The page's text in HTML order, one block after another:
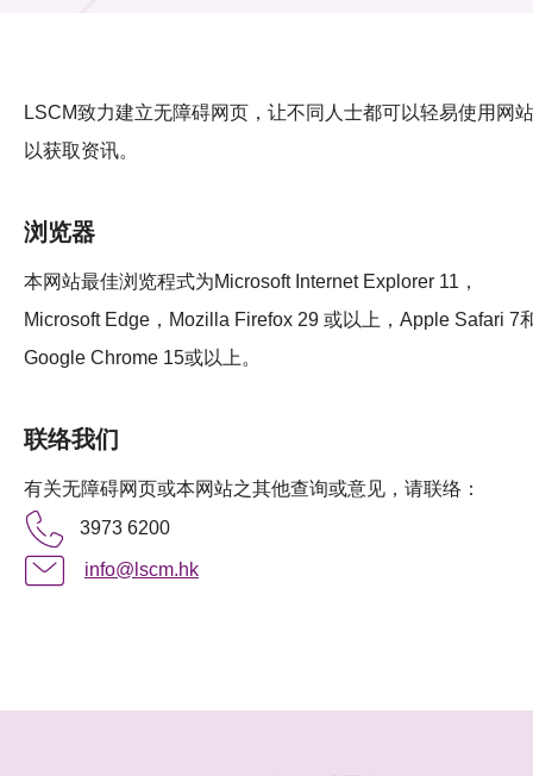
科技分享
LSCM致力建立无障碍网页，让不同人士都可以轻易使用网站
以获取资讯。
浏览器
本网站最佳浏览程式为Microsoft Internet Explorer 11，
Microsoft Edge，Mozilla Firefox 29 或以上，Apple Safari 7
Google Chrome 15或以上。
联络我们
有关无障碍网页或本网站之其他查询或意见，请联络：
3973 6200
info@lscm.hk